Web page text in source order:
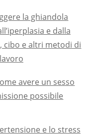
la ghiandola
e dalla
cibo e altri metodi di
lavoro
avere un sesso
possibile
e lo stress